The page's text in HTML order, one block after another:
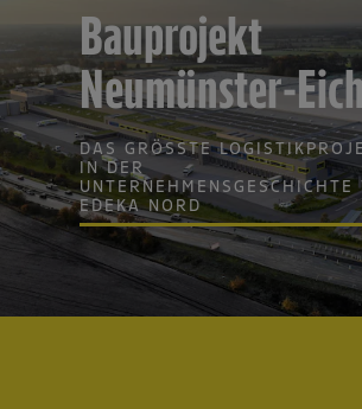
Bauprojekt
Neumünster-
DAS GRÖSSTE
N DER U
NTERNEHMENSGESCHICHTE
DEKA NORD